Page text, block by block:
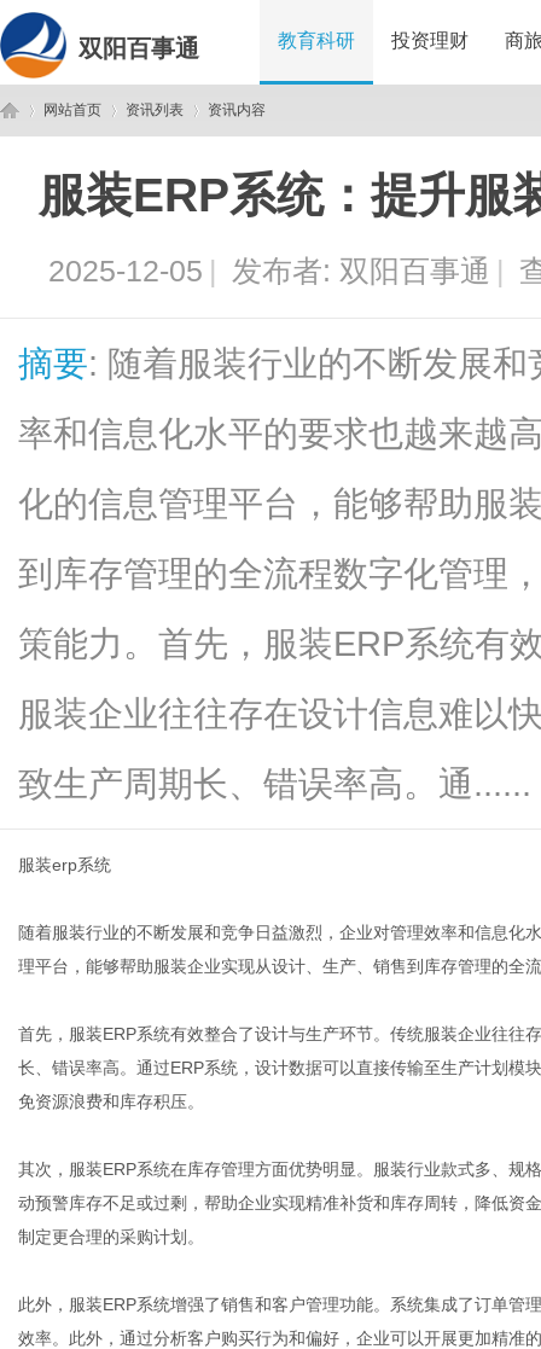
双阳百事通 教育科研 投资理财 商
网站首页
›
资讯列表
›
资讯内容
服装ERP系统：提升服
2025-12-05 | 发布者: 双阳百事通 |
摘要: 随着服装行业的不断发展
率和信息化水平的要求也越来越
化的信息管理平台，能够帮助服
到库存管理的全流程数字化管理
策能力。首先，服装ERP系统有
服装企业往往存在设计信息难以
致生产周期长、错误率高。通......
服装erp系统
随着服装行业的不断发展和竞争日益激烈，企业对管理效率和信息化
理平台，能够帮助服装企业实现从设计、生产、销售到库存管理的全
首先，服装ERP系统有效整合了设计与生产环节。传统服装企业往往
长、错误率高。通过ERP系统，设计数据可以直接传输至生产计划模
免资源浪费和库存积压。
其次，服装ERP系统在库存管理方面优势明显。服装行业款式多、规
动预警库存不足或过剩，帮助企业实现精准补货和库存周转，降低资
制定更合理的采购计划。
此外，服装ERP系统增强了销售和客户管理功能。系统集成了订单管
效率。此外，通过分析客户购买行为和偏好，企业可以开展更加精准